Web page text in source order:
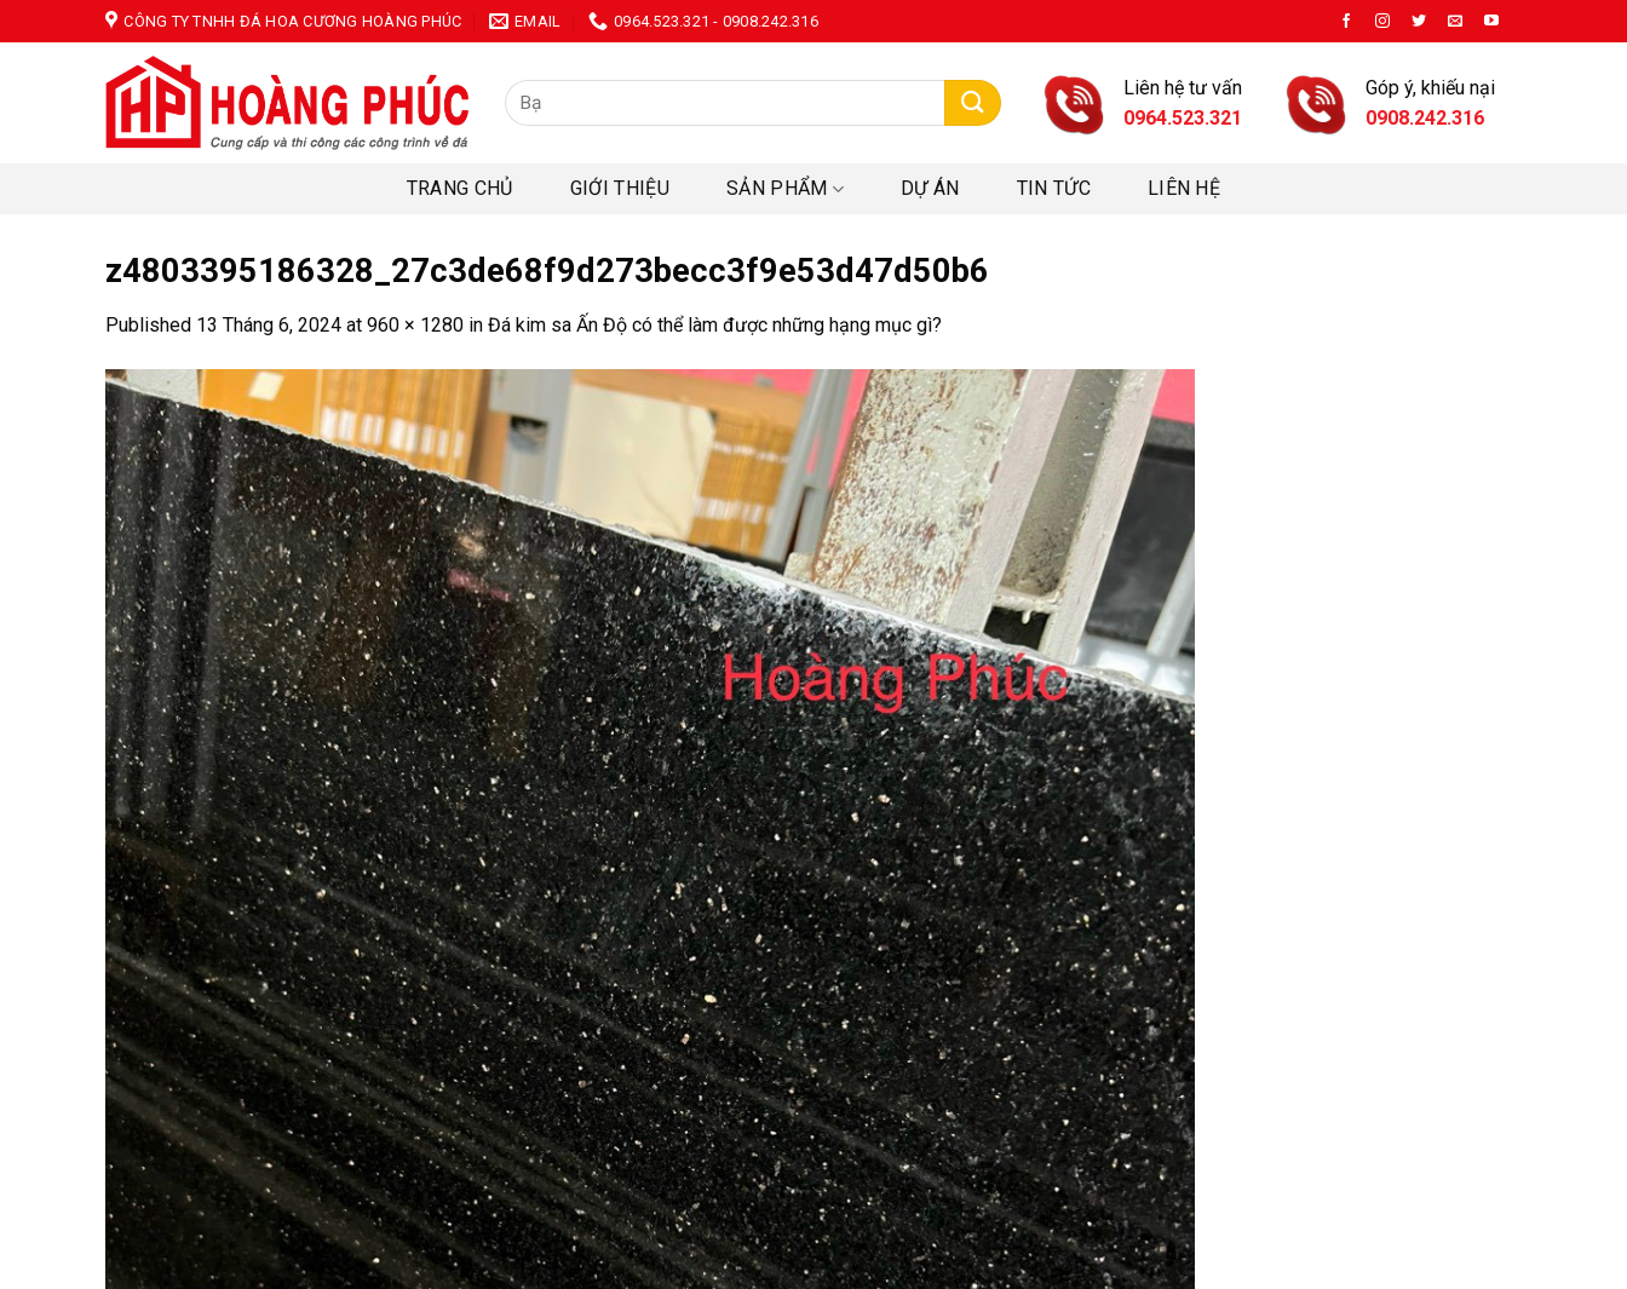
to
CÔNG TY TNHH ĐÁ HOA CƯƠNG HOÀNG PHÚC EMAIL 0964.523.321 - 0908.242.316
Tìm
kiếm:
Liên hệ tư vấn
0964.523.321
Góp ý, khiếu nại
0908.242.316
TRANG CHỦ GIỚI THIỆU SẢN PHẨM DỰ ÁN TIN TỨC LIÊN HỆ
z4803395186328_27c3de68f9d273becc3f9e53d47d50b6
Published 13 Tháng 6, 2024 at 960 × 1280 in Đá kim sa Ấn Độ có thể làm được những hạng mục gì?